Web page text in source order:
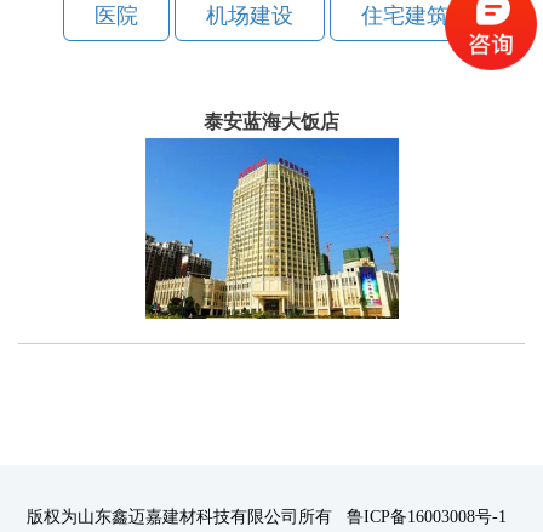
医院 机场建设 住宅建筑
泰安蓝海大饭店
版权为山东鑫迈嘉建材科技有限公司所有 鲁ICP备16003008号-1